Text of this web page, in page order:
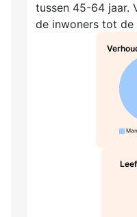
tussen 45-64 jaar.
de inwoners tot de
Man